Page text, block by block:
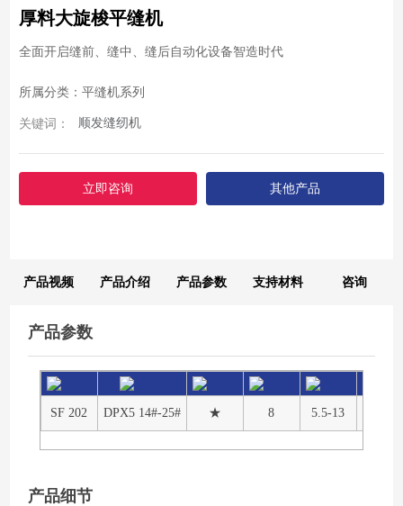
厚料大旋梭平缝机
全面开启缝前、缝中、缝后自动化设备智造时代
所属分类：平缝机系列
关键词： 顺发缝纫机
立即咨询 其他产品
产品视频 产品介绍 产品参数 支持材料 咨询
产品参数
SF 202 DPX5 14#-25# ★ 8 5.5-13
产品细节